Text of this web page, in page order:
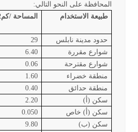
المحافظة على النحو التالي:
طبيعة الاستخدام
المساحة /كم2
حدود مدينة نابلس
29
شوارع مقررة
6.40
شوارع مقترحة
0.06
منطقة خضراء
1.60
منطقة حدائق
0.40
سكن (أ)
2.20
سكن (أ) خاص
0.050
سكن (ب)
9.80